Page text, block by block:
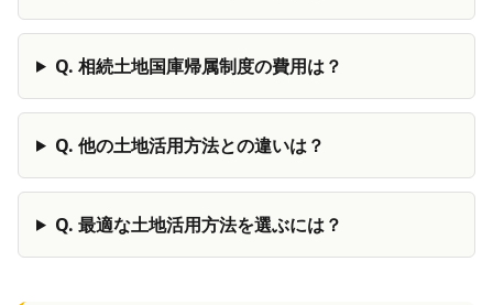
Q. 相続土地国庫帰属制度の費用は？
Q. 他の土地活用方法との違いは？
Q. 最適な土地活用方法を選ぶには？